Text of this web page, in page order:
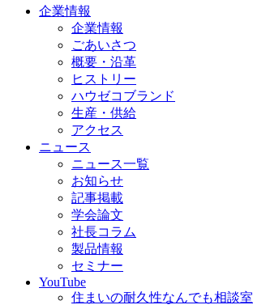
企業情報
企業情報
ごあいさつ
概要・沿革
ヒストリー
ハウゼコブランド
生産・供給
アクセス
ニュース
ニュース一覧
お知らせ
記事掲載
学会論文
社長コラム
製品情報
セミナー
YouTube
住まいの耐久性なんでも相談室